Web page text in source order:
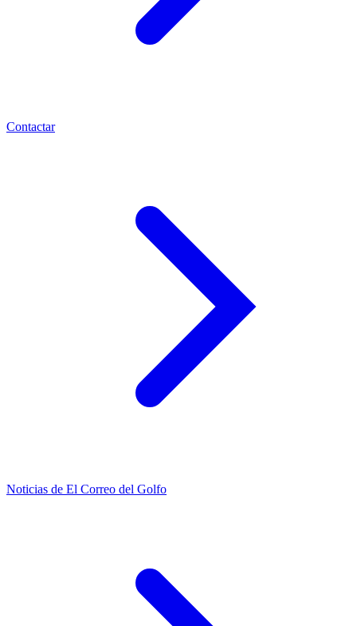
Contactar
Noticias de El Correo del Golfo